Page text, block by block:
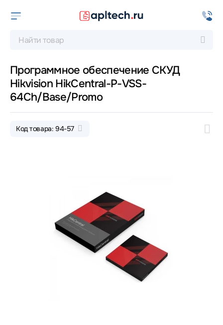
Программное обеспечение СКУД
Hikvision HikCentral-P-VSS-
64Ch/Base/Promo
Код товара: 94-57